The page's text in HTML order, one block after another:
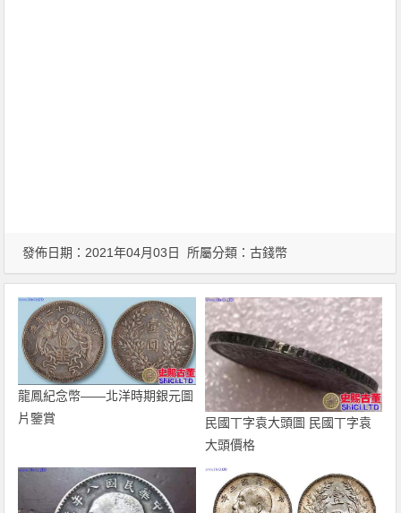
發佈日期：2021年04月03日 所屬分類：古錢幣
龍鳳紀念幣——北洋時期銀元圖
片鑒賞
民國丅字袁大頭圖 民國丅字袁
大頭價格